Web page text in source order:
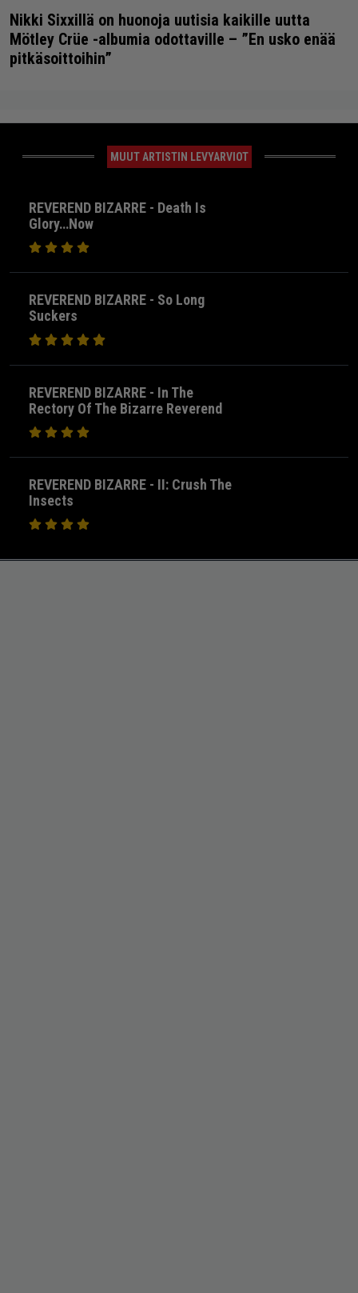
Nikki Sixxillä on huonoja uutisia kaikille uutta
Mötley Crüe -albumia odottaville – ”En usko enää
pitkäsoittoihin”
MUUT ARTISTIN LEVYARVIOT
REVEREND BIZARRE - Death Is
Glory…Now
REVEREND BIZARRE - So Long
Suckers
REVEREND BIZARRE - In The
Rectory Of The Bizarre Reverend
REVEREND BIZARRE - II: Crush The
Insects